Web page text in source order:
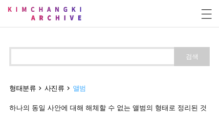
검색
형태분류 사진류 앨범
하나의 동일 사안에 대해 해체할 수 없는 앨범의 형태로 정리된 것